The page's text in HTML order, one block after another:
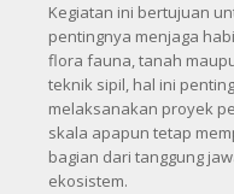
Kegiatan ini bertujuan
pentingnya menjaga
flora fauna, tanah
teknik sipil, hal ini
melaksanakan proyek
skala apapun tetap
bagian dari tanggung
ekosistem.